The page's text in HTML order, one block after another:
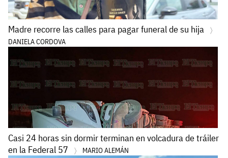
Madre recorre las calles para pagar funeral de su hija
DANIELA CORDOVA
Casi 24 horas sin dormir terminan en volcadura de tráiler
en la Federal 57
MARIO ALEMÁN